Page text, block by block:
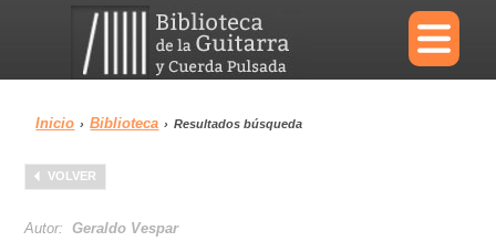
×
Menu
Biblioteca
Inicio › Biblioteca › Resultados búsqueda
VOLVER
Autor:Geraldo Vespar